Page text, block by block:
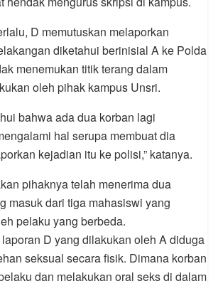
D memutuskan melaporkan
diketahui berinisial A ke Polda
menemukan titik terang dalam
oleh pihak kampus Unsri.
bahwa ada dua korban lagi
hal serupa membuat dia
kejadian itu ke polisi,” katanya.
pihaknya telah menerima dua
masuk dari tiga mahasiswi yang
pelaku yang berbeda.
D yang dilakukan oleh A diduga
seksual secara fisik. Dimana korban
dan melakukan oral seks di dalam